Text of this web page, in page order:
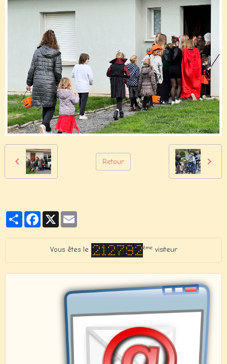
Retour
PartagerFacebook
X
Vous êtes le èmevisiteur